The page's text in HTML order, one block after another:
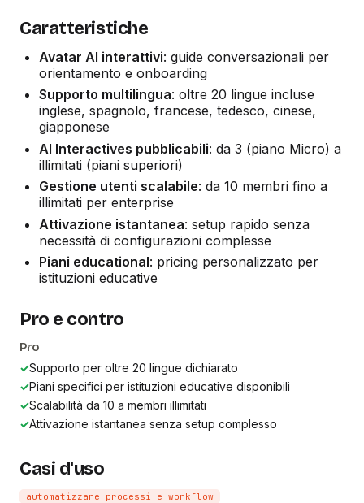
Caratteristiche
Avatar AI interattivi: guide conversazionali per
orientamento e onboarding
Supporto multilingua: oltre 20 lingue incluse
inglese, spagnolo, francese, tedesco, cinese,
giapponese
AI Interactives pubblicabili: da 3 (piano Micro) a
illimitati (piani superiori)
Gestione utenti scalabile: da 10 membri fino a
illimitati per enterprise
Attivazione istantanea: setup rapido senza
necessità di configurazioni complesse
Piani educational: pricing personalizzato per
istituzioni educative
Pro e contro
Pro
✓Supporto per oltre 20 lingue dichiarato
✓Piani specifici per istituzioni educative disponibili
✓Scalabilità da 10 a membri illimitati
✓Attivazione istantanea senza setup complesso
Casi d'uso
automatizzare processi e workflow